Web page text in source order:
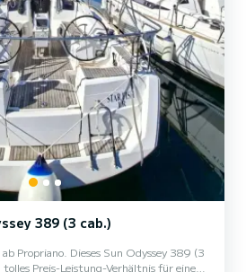
389 (3 cab.)
Propriano. Dieses Sun Odyssey 389 (3
Preis-Leistung-Verhältnis für einen